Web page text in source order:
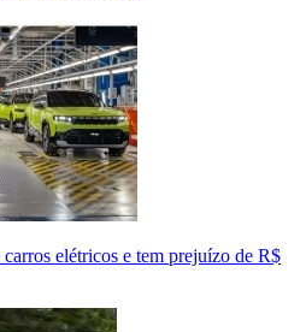
elétricos e tem prejuízo de R$